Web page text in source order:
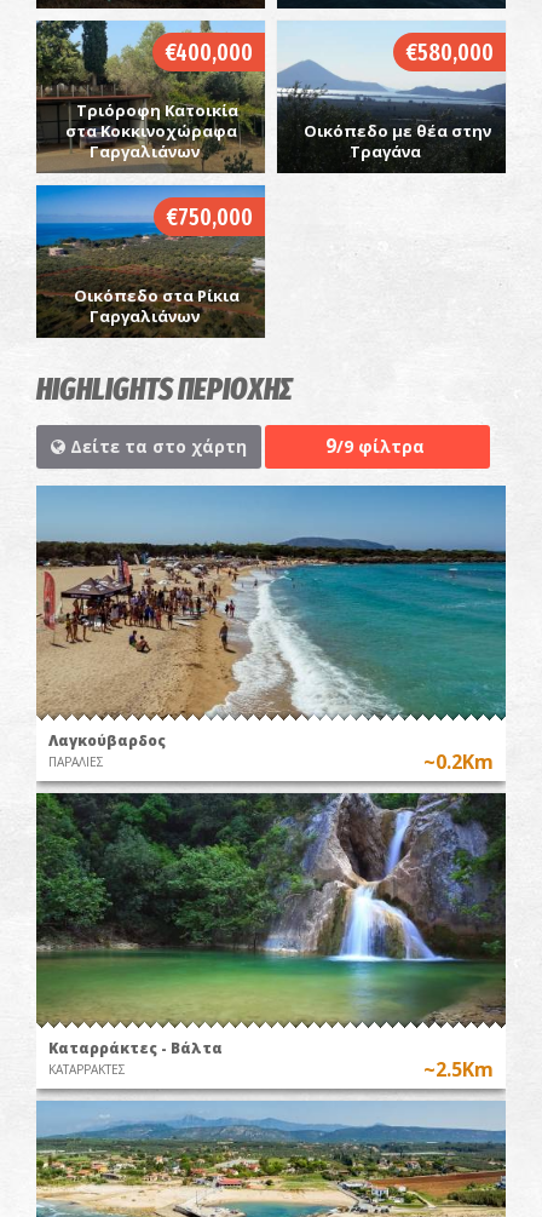
€400,000
Τριόροφη Κατοικία
στα Κοκκινοχώραφα
Γαργαλιάνων
€580,000
Οικόπεδο με θέα στην
Τραγάνα
€750,000
Οικόπεδο στα Ρίκια
Γαργαλιάνων
HIGHLIGHTS ΠΕΡΙΟΧΗΣ
Δείτε τα στο χάρτη 9/9 φίλτρα
Λαγκούβαρδος
ΠΑΡΑΛΙΕΣ ~0.2Km
Καταρράκτες - Βάλτα
ΚΑΤΑΡΡΑΚΤΕΣ ~2.5Km